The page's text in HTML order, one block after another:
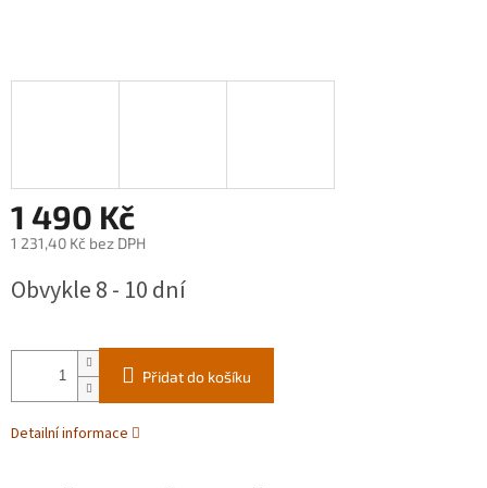
1 490 Kč
1 231,40 Kč bez DPH
cena:
Obvykle 8 - 10 dní
Přidat do košíku
Detailní informace